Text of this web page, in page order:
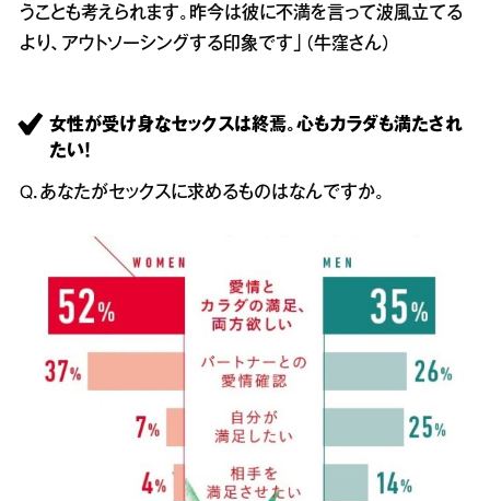
うことも考えられます。昨今は彼に不満を言って波風立てる
より、アウトソーシングする印象です」（牛窪さん）
女性が受け身なセックスは終焉。心もカラダも満たされ
たい！
Q．あなたがセックスに求めるものはなんですか。